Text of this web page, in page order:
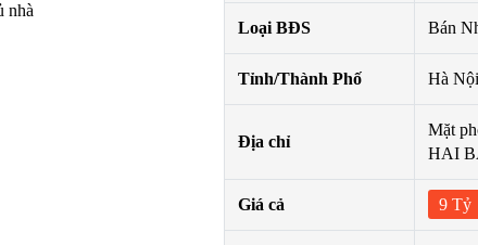
Loại BĐS Bán
Tỉnh/Thành Phố Hà Nội
Địa chỉ
Mặt
HAI
Giá cả 9 Tỷ
nhà